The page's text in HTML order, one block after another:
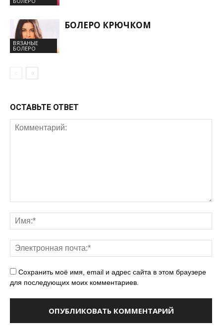
ВЯЗАНЫЕ
БОЛЕРО
БОЛЕРО КРЮЧКОМ
ОСТАВЬТЕ ОТВЕТ
Сохранить моё имя, email и адрес сайта в этом браузере
для последующих моих комментариев.